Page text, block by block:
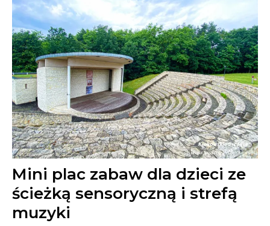
Mini plac zabaw dla dzieci ze
ścieżką sensoryczną i strefą
muzyki